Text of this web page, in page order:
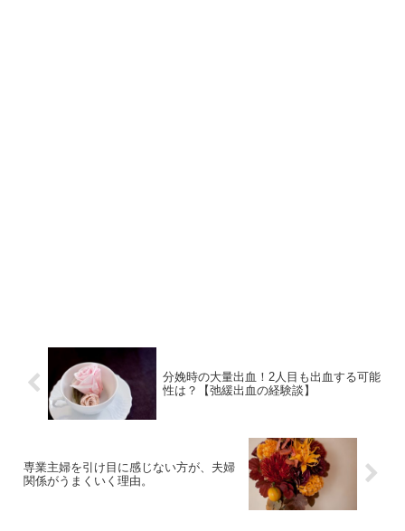
分娩時の大量出血！2人目も出血する可能
性は？【弛緩出血の経験談】
専業主婦を引け目に感じない方が、夫婦
関係がうまくいく理由。